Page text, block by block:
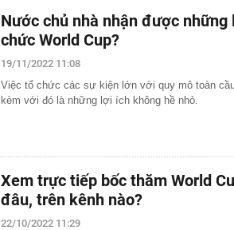
Nước chủ nhà nhận được
chức World Cup?
19/11/2022 11:08
Việc tổ chức các sự kiện lớn với quy mô toàn
kèm với đó là những lợi ích không hề nhỏ.
Xem trực tiếp bốc thăm World
đâu, trên kênh nào?
22/10/2022 11:29